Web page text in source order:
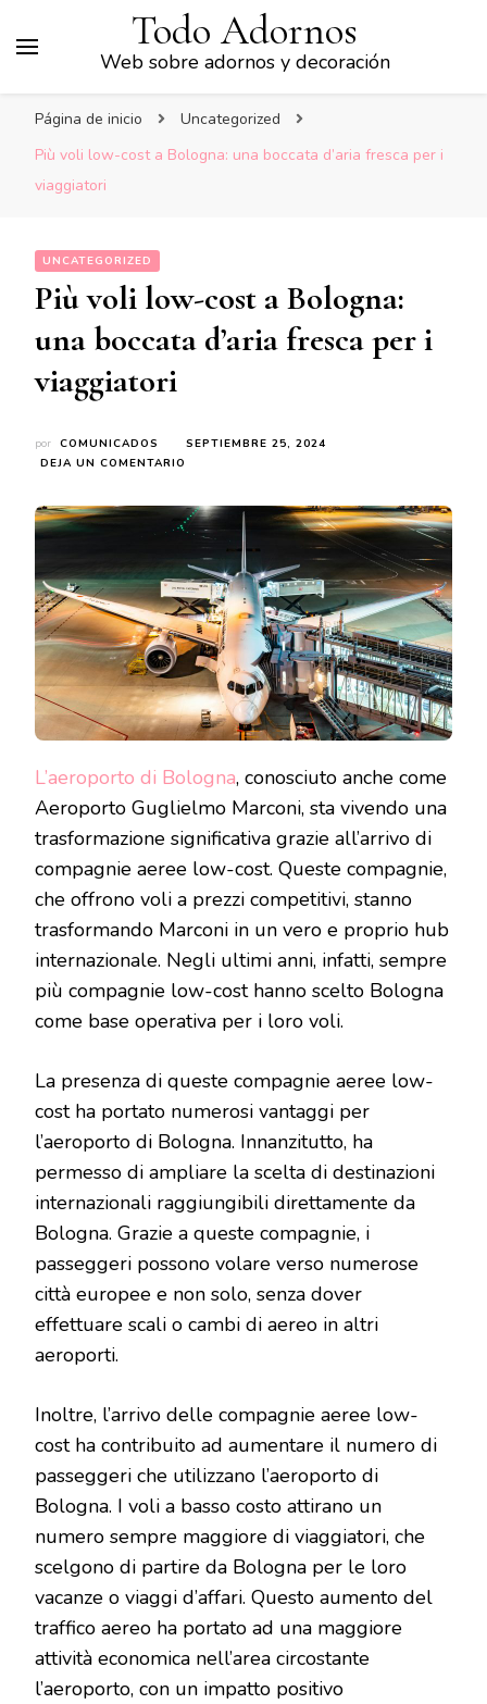
Todo Adornos
Web sobre adornos y decoración
Página de inicio
Uncategorized
Più voli low-cost a Bologna: una boccata d’aria fresca per i
viaggiatori
UNCATEGORIZED
Più voli low-cost a Bologna:
una boccata d’aria fresca per i
viaggiatori
por COMUNICADOS
SEPTIEMBRE 25, 2024
DEJA UN COMENTARIO
LOW-
COST
A
BOLOGNA:
UNA
BOCCATA
D’ARIA
FRESCA
PER
I
VIAGGIATORI
L’aeroporto di Bologna, conosciuto anche come
Aeroporto Guglielmo Marconi, sta vivendo una
trasformazione significativa grazie all’arrivo di
compagnie aeree low-cost. Queste compagnie,
che offrono voli a prezzi competitivi, stanno
trasformando Marconi in un vero e proprio hub
internazionale. Negli ultimi anni, infatti, sempre
più compagnie low-cost hanno scelto Bologna
come base operativa per i loro voli.
La presenza di queste compagnie aeree low-
cost ha portato numerosi vantaggi per
l’aeroporto di Bologna. Innanzitutto, ha
permesso di ampliare la scelta di destinazioni
internazionali raggiungibili direttamente da
Bologna. Grazie a queste compagnie, i
passeggeri possono volare verso numerose
città europee e non solo, senza dover
effettuare scali o cambi di aereo in altri
aeroporti.
Inoltre, l’arrivo delle compagnie aeree low-
cost ha contribuito ad aumentare il numero di
passeggeri che utilizzano l’aeroporto di
Bologna. I voli a basso costo attirano un
numero sempre maggiore di viaggiatori, che
scelgono di partire da Bologna per le loro
vacanze o viaggi d’affari. Questo aumento del
traffico aereo ha portato ad una maggiore
attività economica nell’area circostante
l’aeroporto, con un impatto positivo